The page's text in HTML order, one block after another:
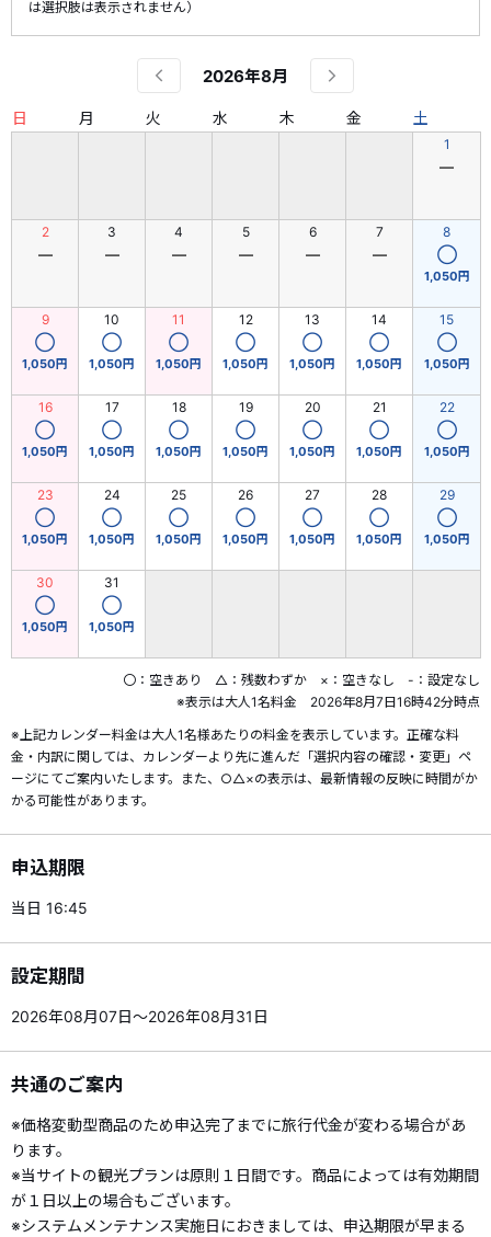
は選択肢は表示されません）
2026年8月
日 月 火 水 木 金 土
1
―
2
―
3
―
4
―
5
―
6
―
7
―
8
◯
1,050円
9
◯
1,050円
10
◯
1,050円
11
◯
1,050円
12
◯
1,050円
13
◯
1,050円
14
◯
1,050円
15
◯
1,050円
16
◯
1,050円
17
◯
1,050円
18
◯
1,050円
19
◯
1,050円
20
◯
1,050円
21
◯
1,050円
22
◯
1,050円
23
◯
1,050円
24
◯
1,050円
25
◯
1,050円
26
◯
1,050円
27
◯
1,050円
28
◯
1,050円
29
◯
1,050円
30
◯
1,050円
31
◯
1,050円
〇：空きあり △：残数わずか ×：空きなし -：設定なし
※表示は大人1名料金 2026年8月7日16時42分時点
※上記カレンダー料金は大人1名様あたりの料金を表示しています。正確な料
金・内訳に関しては、カレンダーより先に進んだ「選択内容の確認・変更」ペ
ージにてご案内いたします。また、○△×の表示は、最新情報の反映に時間がか
かる可能性があります。
申込期限
当日 16:45
設定期間
2026年08月07日～2026年08月31日
共通のご案内
※価格変動型商品のため申込完了までに旅行代金が変わる場合があ
ります。
※当サイトの観光プランは原則１日間です。商品によっては有効期間
が１日以上の場合もございます。
※システムメンテナンス実施日におきましては、申込期限が早まる